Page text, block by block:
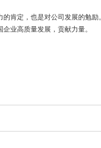
定，也是对公司发展的勉励
业高质量发展，贡献力量。